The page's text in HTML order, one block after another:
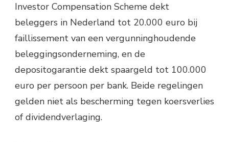
Investor Compensation Scheme dekt
beleggers in Nederland tot 20.000 euro bij
faillissement van een vergunninghoudende
beleggingsonderneming, en de
depositogarantie dekt spaargeld tot 100.000
euro per persoon per bank. Beide regelingen
gelden niet als bescherming tegen koersverlies
of dividendverlaging.